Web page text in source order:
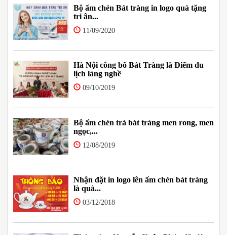
Bộ ấm chén Bát tràng in logo quà tặng
tri ân...
11/09/2020
Hà Nội công bố Bát Tràng là Điểm du
lịch làng nghề
09/10/2019
Bộ ấm chén trà bát tràng men rong, men
ngọc,...
12/08/2019
Nhận đặt in logo lên ấm chén bát tràng
là quà...
03/12/2018